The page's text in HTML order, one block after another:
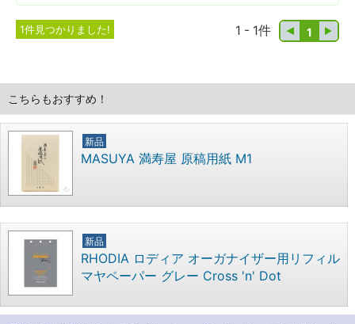
1件見つかりました! 1
1 - 1件
こちらもおすすめ！
新品
MASUYA 満寿屋 原稿用紙 M1
新品
RHODIA ロディア オーガナイザー用リフィル
マヤペーパー グレー Cross 'n' Dot